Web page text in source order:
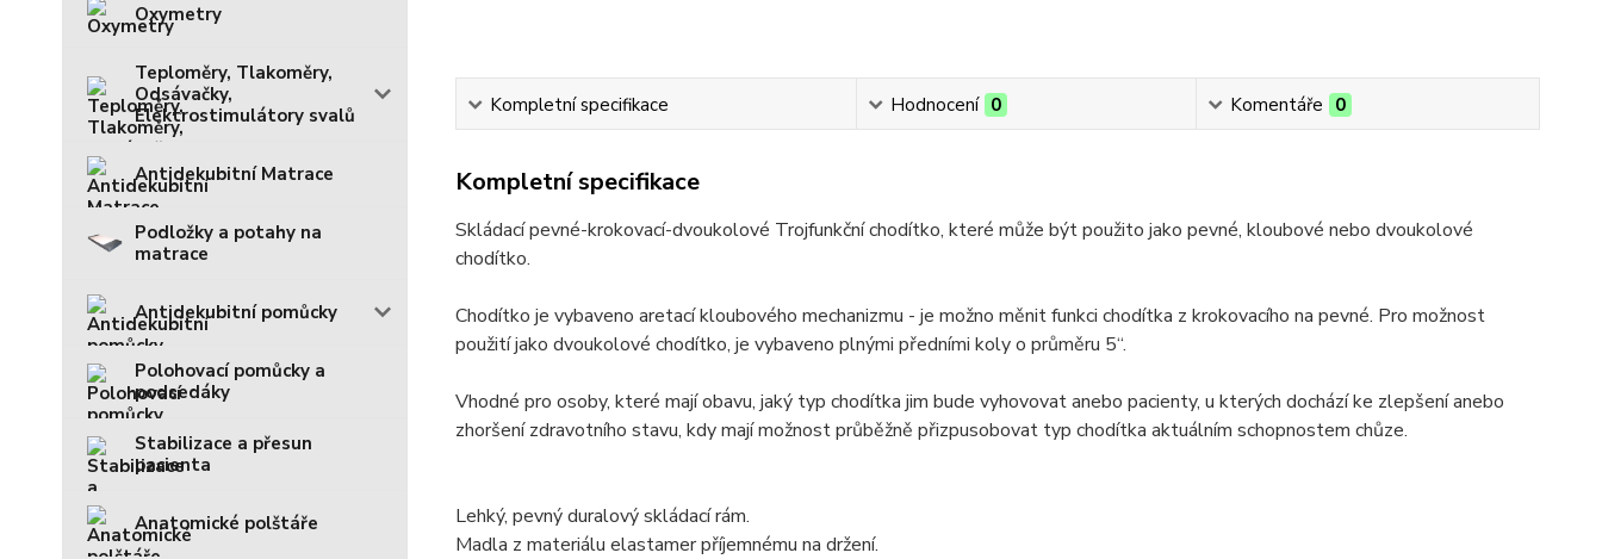
Oxymetry
Teploměry, Tlakoměry,
Odsávačky,
Elektrostimulátory svalů
Antidekubitní Matrace
Podložky a potahy na
matrace
Antidekubitní pomůcky
Polohovací pomůcky a
podsedáky
Stabilizace a přesun
pacienta
Anatomické polštáře
Kompletní specifikace Hodnocení 0 Komentáře 0
Kompletní specifikace
Skládací pevné-krokovací-dvoukolové Trojfunkční chodítko, které může být použito jako pevné, kloubové nebo dvoukolové
chodítko.
Chodítko je vybaveno aretací kloubového mechanizmu - je možno měnit funkci chodítka z krokovacího na pevné. Pro možnost
použití jako dvoukolové chodítko, je vybaveno plnými předními koly o průměru 5“.
Vhodné pro osoby, které mají obavu, jaký typ chodítka jim bude vyhovovat anebo pacienty, u kterých dochází ke zlepšení anebo
zhoršení zdravotního stavu, kdy mají možnost průběžně přizpusobovat typ chodítka aktuálním schopnostem chůze.
Lehký, pevný duralový skládací rám.
Madla z materiálu elastamer příjemnému na držení.